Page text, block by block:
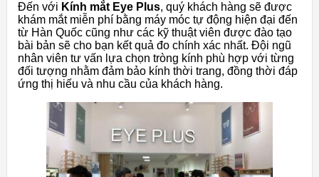
Đến với Kính mắt Eye Plus, quý khách hàng sẽ được
khám mắt miễn phí bằng máy móc tự động hiện đại đến
từ Hàn Quốc cũng như các kỹ thuật viên được đào tạo
bài bản sẽ cho bạn kết quả đo chính xác nhất. Đội ngũ
nhân viên tư vấn lựa chọn tròng kính phù hợp với từng
đối tượng nhằm đảm bảo kính thời trang, đồng thời đáp
ứng thị hiếu và nhu cầu của khách hàng.